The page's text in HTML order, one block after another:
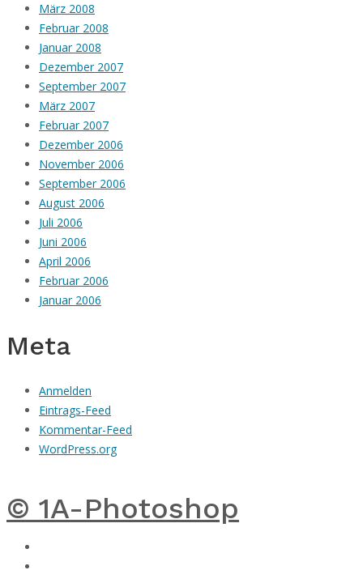
März 2008
Februar 2008
Januar 2008
Dezember 2007
September 2007
März 2007
Februar 2007
Dezember 2006
November 2006
September 2006
August 2006
Juli 2006
Juni 2006
April 2006
Februar 2006
Januar 2006
Meta
Anmelden
Eintrags-Feed
Kommentar-Feed
WordPress.org
© 1A-Photoshop